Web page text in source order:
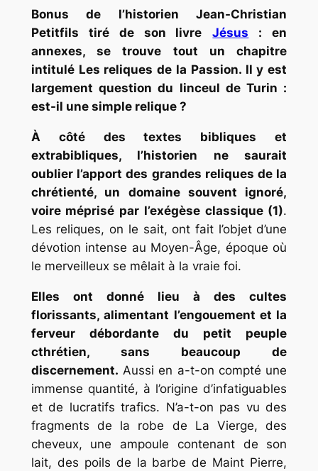
Bonus de l’historien Jean-Christian
Petitfils tiré de son livre
Jésus : en
annexes, se trouve tout un chapitre
intitulé Les reliques de la Passion. Il y est
largement question du linceul de Turin :
est-il une simple relique ?
À côté des textes bibliques et
extrabibliques, l’historien ne saurait
oublier l’apport des grandes reliques de la
chrétienté, un domaine souvent ignoré,
voire méprisé par l’exégèse classique (1).
Les reliques, on le sait, ont fait l’objet d’une
dévotion intense au Moyen-Âge, époque où
le merveilleux se mêlait à la vraie foi.
Elles ont donné lieu à des cultes
florissants, alimentant l’engouement et la
ferveur débordante du petit peuple
cthrétien, sans beaucoup de
discernement. Aussi en a-t-on compté une
immense quantité, à l’origine d’infatiguables
et de lucratifs trafics. N’a-t-on pas vu des
fragments de la robe de La Vierge, des
cheveux, une ampoule contenant de son
lait, des poils de la barbe de Maint Pierre,